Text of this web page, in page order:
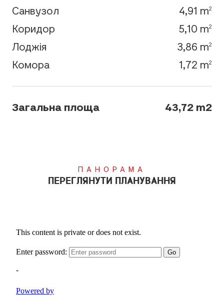
Санвузол 4,91 m2
Коридор 5,10 m2
Лоджія 3,86 m2
Комора 1,72 m2
Загальна площа 43,72 m2
ПАНОРАМА
ПЕРЕГЛЯНУТИ ПЛАНУВАННЯ